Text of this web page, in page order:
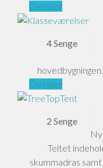
Detaljer
4 Senge
Detaljer
2 Senge
Teltet
skummadras